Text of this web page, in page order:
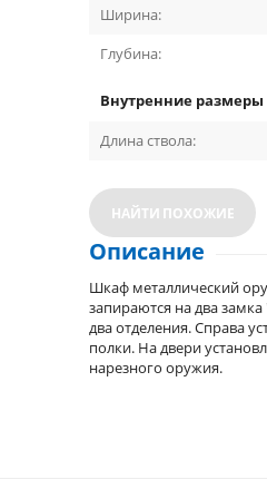
Ширина:
Глубина:
Внутренние размеры
Длина ствола:
НАЙТИ ПОХОЖИЕ
Описание
Шкаф металлический
запираются на два
два отделения. Справа
полки. На двери
нарезного оружия.